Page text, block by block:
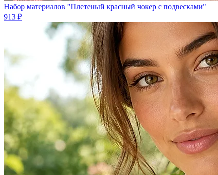
Набор материалов "Плетеный красный чокер с подвесками"
913 ₽